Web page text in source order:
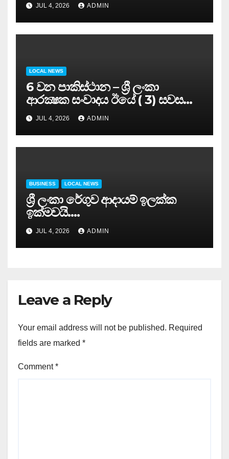
අමාත්‍යවරයාගේ ප්‍රධානත්වයෙන්……
JUL 4, 2026 ADMIN
LOCAL NEWS
6 වන පාකිස්ථාන – ශ්‍රී ලංකා
ආරක්‍ෂක සංවාදය ඊයේ ( 3) සවස
සාර්ථකව අවසන් කරයි..
JUL 4, 2026 ADMIN
BUSINESS LOCAL NEWS
ශ්‍රී ලංකා රේගුව ආදායම් ඉලක්ක
ඉක්මවයි….
JUL 4, 2026 ADMIN
Leave a Reply
Your email address will not be published. Required
fields are marked *
Comment*